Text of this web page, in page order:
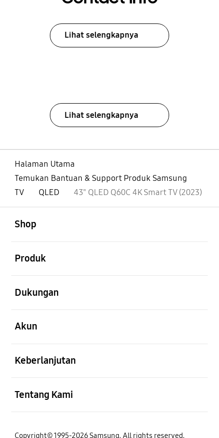
Lihat selengkapnya
Lihat selengkapnya
Halaman Utama
Temukan Bantuan & Support Produk Samsung
TV
QLED 43" QLED Q60C 4K Smart TV (2023)
Shop
Produk
Dukungan
Akun
Keberlanjutan
Tentang Kami
Copyright© 1995-2026 Samsung. All rights reserved.